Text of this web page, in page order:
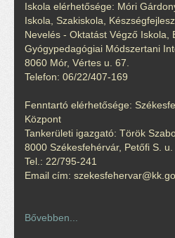
Iskola elérhetősége: Móri
Iskola, Szakiskola,
Nevelés - Oktatást Végző Iskola,
Gyógypedagógiai Módszertani
8060 Mór, Vértes u. 67.
Telefon: 06/22/407-169
Fenntartó elérhetősége:
Központ
Tankerületi igazgató: Török
8000 Székesfehérvár, Petőfi S. u.
Tel.: 22/795-241
Email cím:
Bővebben...